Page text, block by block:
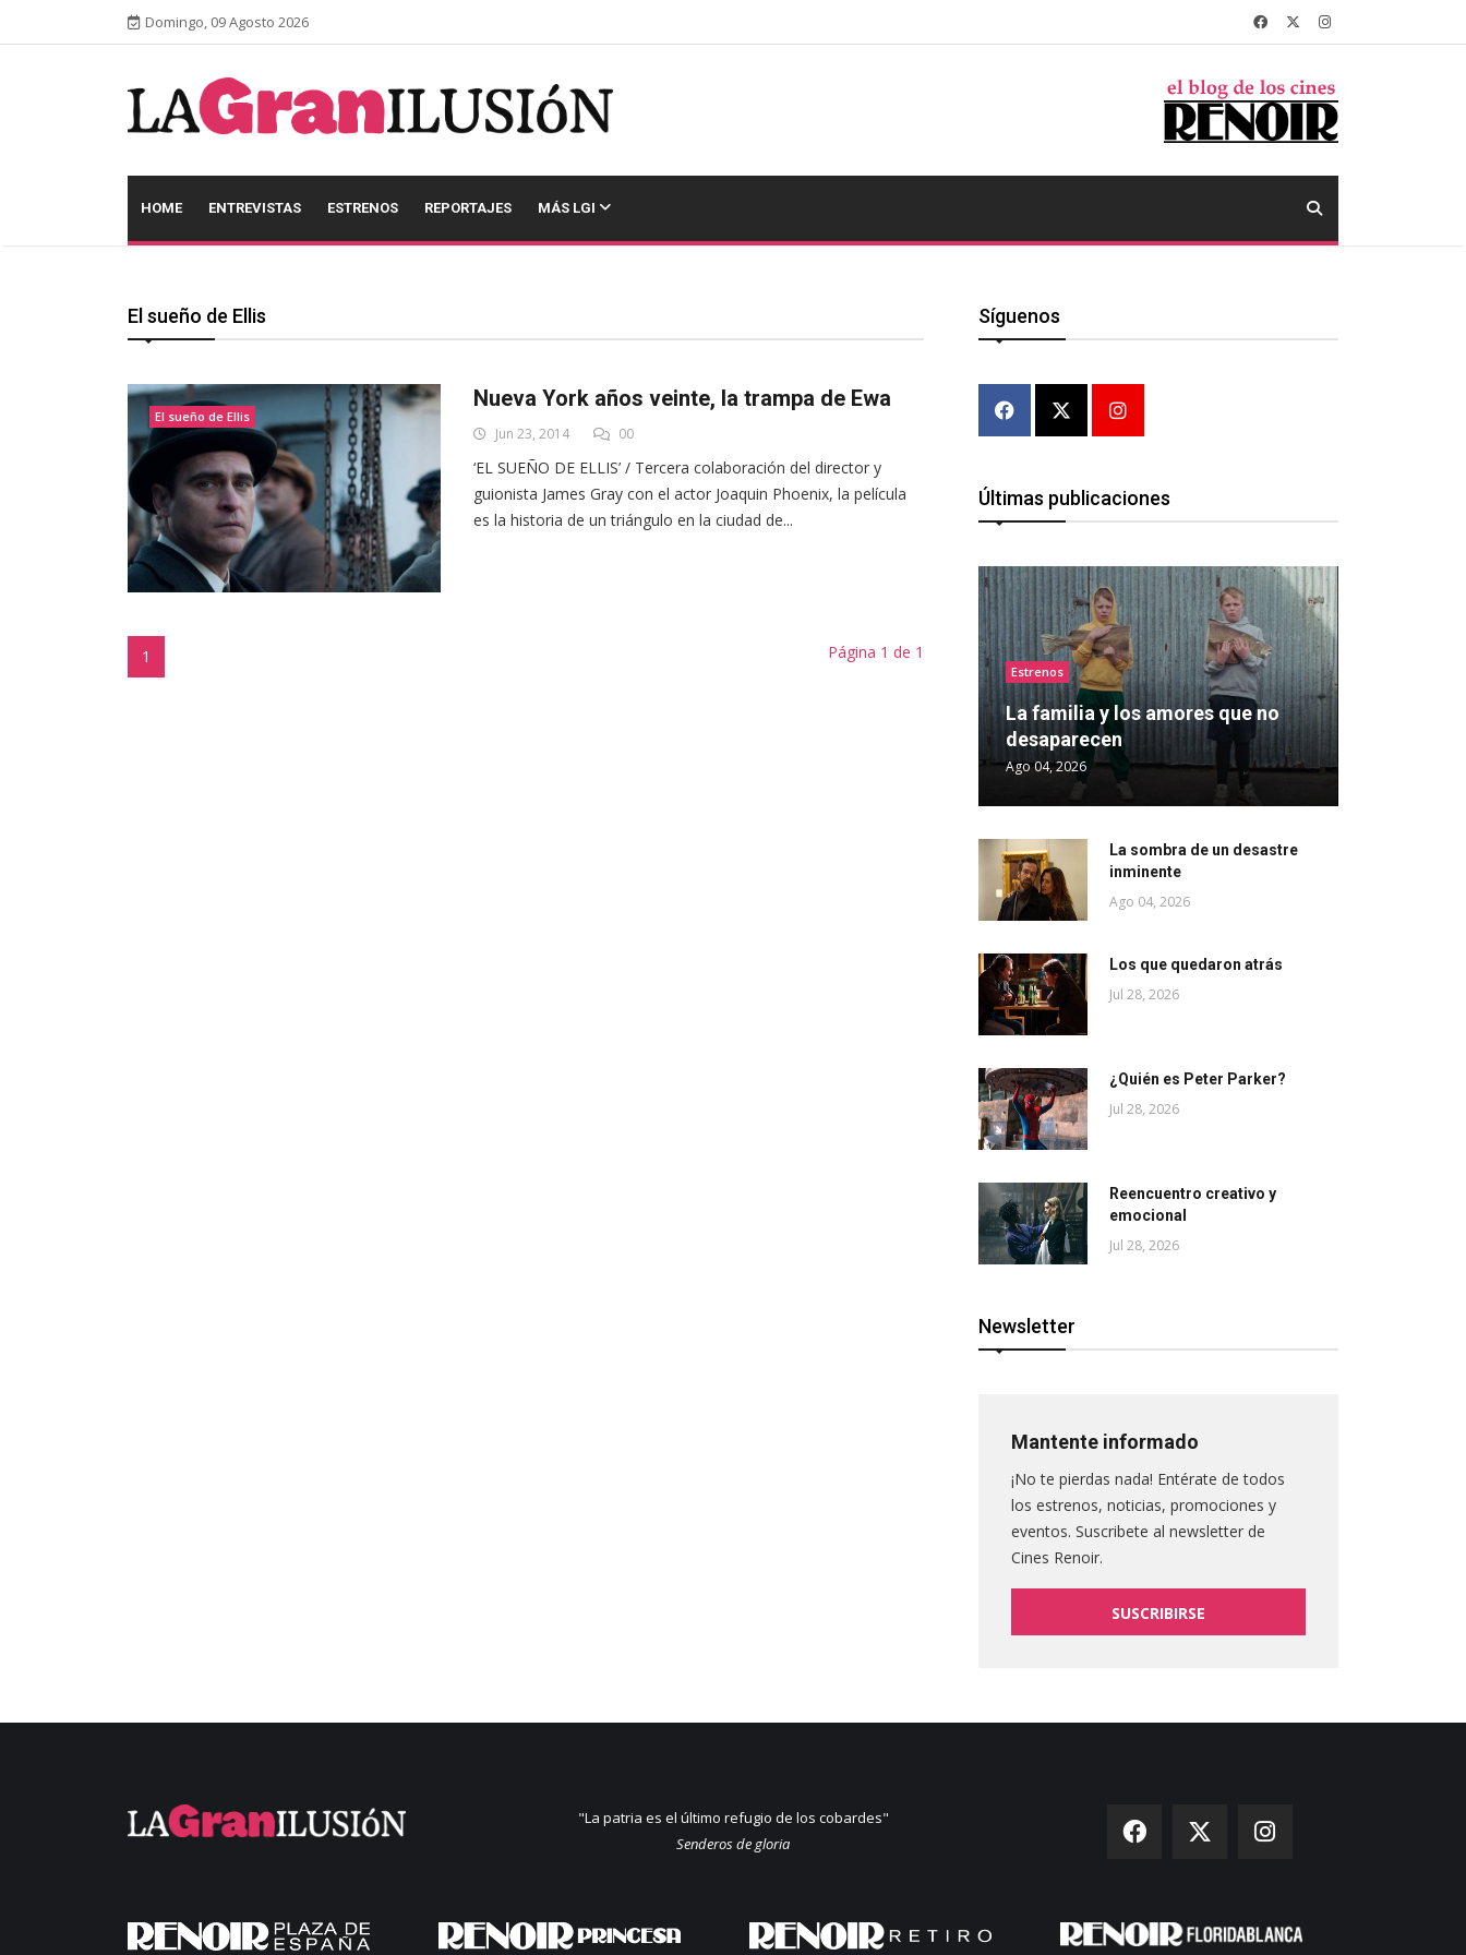
Domingo, 09 Agosto 2026
HOME ENTREVISTAS ESTRENOS REPORTAJES MÁS LGI
El sueño de Ellis
El sueño de Ellis
Nueva York años veinte, la trampa de Ewa
Jun 23, 2014 00
‘EL SUEÑO DE ELLIS’ / Tercera colaboración del director y
guionista James Gray con el actor Joaquin Phoenix, la película
es la historia de un triángulo en la ciudad de...
1 Página 1 de 1
Síguenos
Últimas publicaciones
Estrenos
La familia y los amores que no
desaparecen
Ago 04, 2026
La sombra de un desastre
inminente
Ago 04, 2026
Los que quedaron atrás
Jul 28, 2026
¿Quién es Peter Parker?
Jul 28, 2026
Reencuentro creativo y
emocional
Jul 28, 2026
Newsletter
Mantente informado
¡No te pierdas nada! Entérate de todos
los estrenos, noticias, promociones y
eventos. Suscribete al newsletter de
Cines Renoir.
SUSCRIBIRSE
"La patria es el último refugio de los cobardes"
Senderos de gloria